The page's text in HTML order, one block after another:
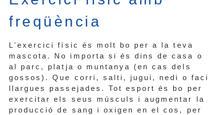
freqüència
L'exercici físic és molt bo per a la teva
mascota. No importa si és dins de casa o
al parc, platja o muntanya (en cas dels
gossos). Que corri, salti, jugui, nedi o faci
llargues passejades. Tot esport és bo per
exercitar els seus músculs i augmentar la
producció de sang i oxigen en el cos, per